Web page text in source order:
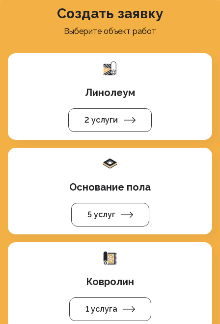
Создать заявку
Выберите объект работ
Линолеум
2 услуги
Основание пола
5 услуг
Ковролин
1 услуга